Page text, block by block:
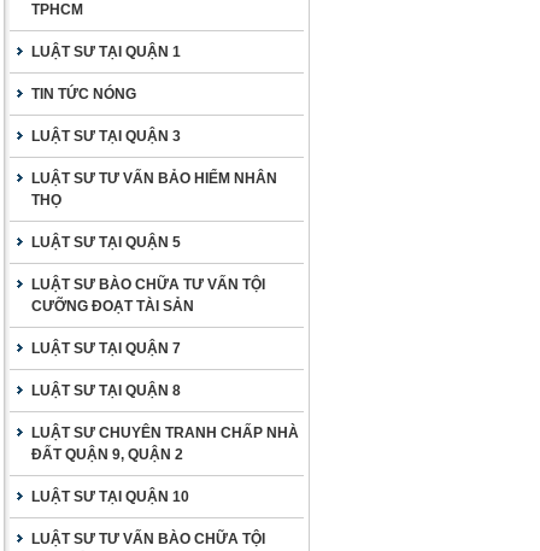
TPHCM
LUẬT SƯ TẠI QUẬN 1
TIN TỨC NÓNG
LUẬT SƯ TẠI QUẬN 3
LUẬT SƯ TƯ VẤN BẢO HIỂM NHÂN
THỌ
LUẬT SƯ TẠI QUẬN 5
LUẬT SƯ BÀO CHỮA TƯ VẤN TỘI
CƯỠNG ĐOẠT TÀI SẢN
LUẬT SƯ TẠI QUẬN 7
LUẬT SƯ TẠI QUẬN 8
LUẬT SƯ CHUYÊN TRANH CHẤP NHÀ
ĐẤT QUẬN 9, QUẬN 2
LUẬT SƯ TẠI QUẬN 10
LUẬT SƯ TƯ VẤN BÀO CHỮA TỘI